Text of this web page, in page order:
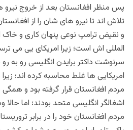
پس منظر افغانستان بعد از خروج
تلاش اند تا نیرو های شان را از
و نقیض ترامپ نوعی پنهان کاری و خاک
المللی اش است؛ زیرا امریکای یی می
سرنوشت داکتر برایدن انگلیسی رو به
امریکایی ها غلط محاسبه کرده اند؛ زیرا
مردم افغانستان قرار گرفته بود و همگی
اشغالگر انگلیسی متحد بودند؛ اما
مردم افغانستان خود را در برابر